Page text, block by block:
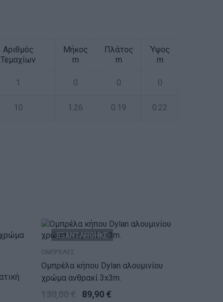
Αριθμός
Τεμαχίων
Μήκος
m
Πλάτος
m
Ύψος
m
1 0 0 0
10 1.26 0.19 0.22
ΕΞΑΝΤΛΗΘΗΚΕ
ΟΜΠΡΕΛΕΣ
Ομπρέλα κήπου Dylan αλουμινίου
χρώμα ανθρακί 3x3m.
89,90 €